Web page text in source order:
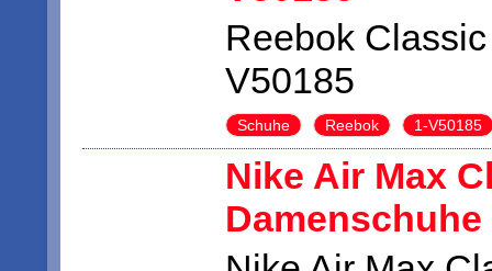
Reebok
V50185
Schuhe Reebok 1-V50185
Nike Air Max
Damenschuhe